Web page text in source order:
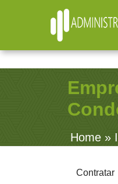
R. Júlio Fernandes,
(11) 2979-4312
(11) 2979-4312
Home»